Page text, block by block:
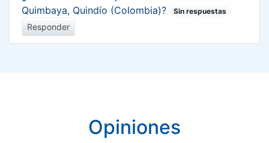
Quimbaya, Quindío (Colombia)?
Sin respuestas
Responder
Opiniones